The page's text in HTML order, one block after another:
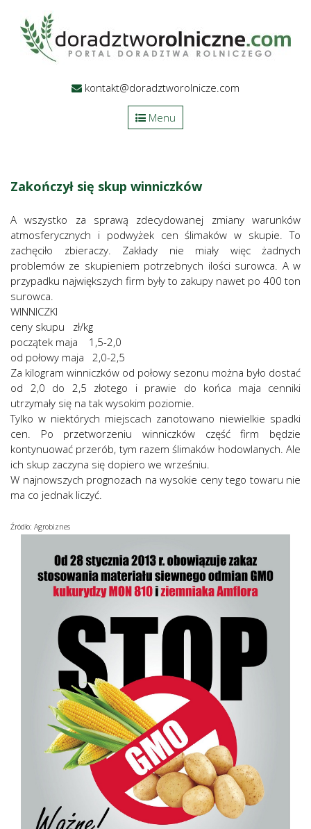
kontakt@doradztworolnicze.com
Menu
Zakończył się skup winniczków
A wszystko za sprawą zdecydowanej zmiany warunków
atmosferycznych i podwyżek cen ślimaków w skupie. To
zachęciło zbieraczy. Zakłady nie miały więc żadnych
problemów ze skupieniem potrzebnych ilości surowca. A w
przypadku największych firm były to zakupy nawet po 400 ton
surowca.
WINNICZKI
ceny skupu zł/kg
początek maja 1,5-2,0
od połowy maja 2,0-2,5
Za kilogram winniczków od połowy sezonu można było dostać
od 2,0 do 2,5 złotego i prawie do końca maja cenniki
utrzymały się na tak wysokim poziomie.
Tylko w niektórych miejscach zanotowano niewielkie spadki
cen. Po przetworzeniu winniczków część firm będzie
kontynuować przerób, tym razem ślimaków hodowlanych. Ale
ich skup zaczyna się dopiero we wrześniu.
W najnowszych prognozach na wysokie ceny tego towaru nie
ma co jednak liczyć.
Źródło: Agrobiznes